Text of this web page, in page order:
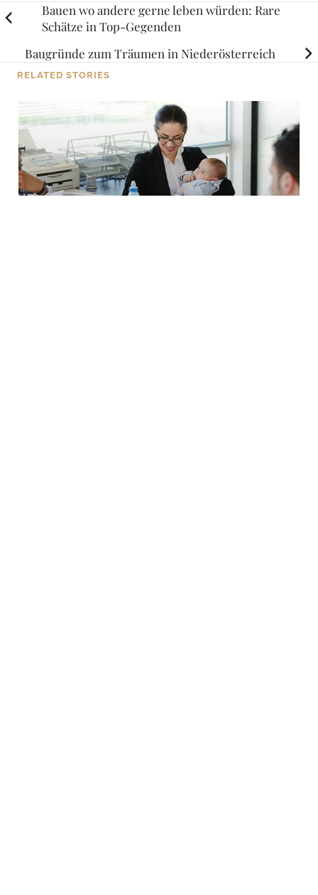
Posts
navigation
Bauen wo andere gerne leben würden: Rare
Schätze in Top-Gegenden
Baugründe zum Träumen in Niederösterreich
RELATED STORIES